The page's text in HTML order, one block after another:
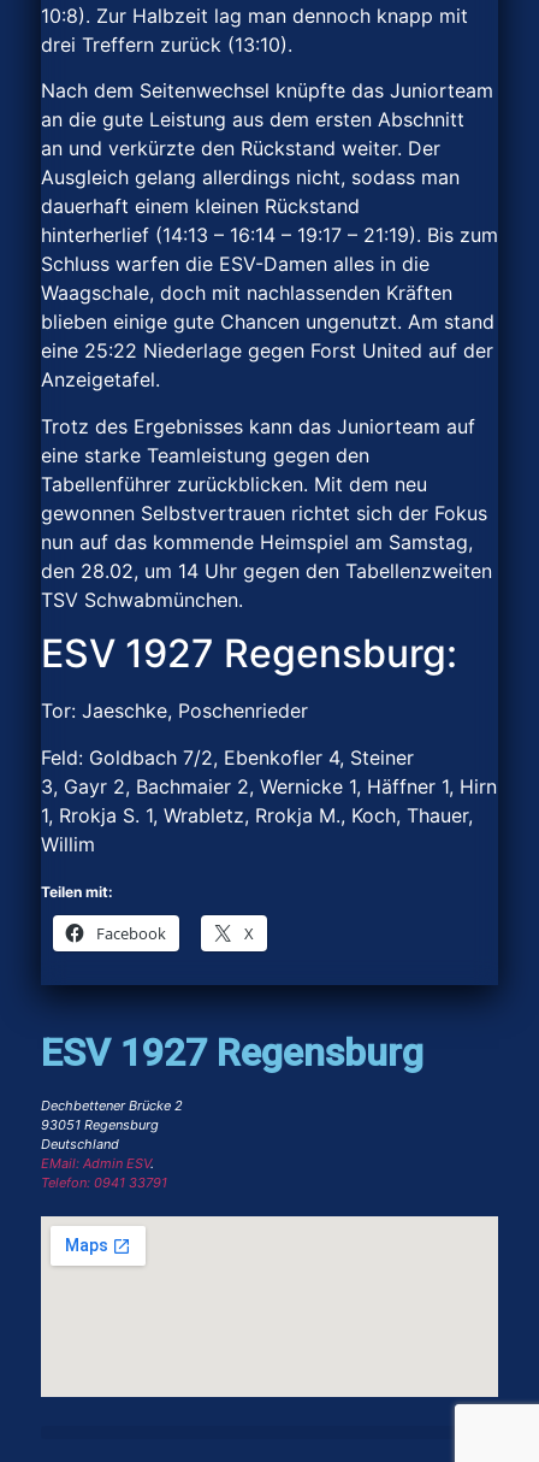
10:8). Zur Halbzeit lag man dennoch knapp mit
drei Treffern zurück (13:10).
Nach dem Seitenwechsel knüpfte das Juniorteam
an die gute Leistung aus dem ersten Abschnitt
an und verkürzte den Rückstand weiter. Der
Ausgleich gelang allerdings nicht, sodass man
dauerhaft einem kleinen Rückstand
hinterherlief (14:13 – 16:14 – 19:17 – 21:19). Bis zum
Schluss warfen die ESV-Damen alles in die
Waagschale, doch mit nachlassenden Kräften
blieben einige gute Chancen ungenutzt. Am stand
eine 25:22 Niederlage gegen Forst United auf der
Anzeigetafel.
Trotz des Ergebnisses kann das Juniorteam auf
eine starke Teamleistung gegen den
Tabellenführer zurückblicken. Mit dem neu
gewonnen Selbstvertrauen richtet sich der Fokus
nun auf das kommende Heimspiel am Samstag,
den 28.02, um 14 Uhr gegen den Tabellenzweiten
TSV Schwabmünchen.
ESV 1927 Regensburg:
Tor: Jaeschke, Poschenrieder
Feld: Goldbach 7/2, Ebenkofler 4, Steiner
3, Gayr 2, Bachmaier 2, Wernicke 1, Häffner 1, Hirn
1, Rrokja S. 1, Wrabletz, Rrokja M., Koch, Thauer,
Willim
Teilen mit:
Facebook X
ESV 1927 Regensburg
Dechbettener Brücke 2
93051 Regensburg
Deutschland
EMail: Admin ESV.
Telefon: 0941 33791